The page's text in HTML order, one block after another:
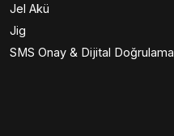
Jel Akü
Jig
SMS Onay & Dijital Doğrulama